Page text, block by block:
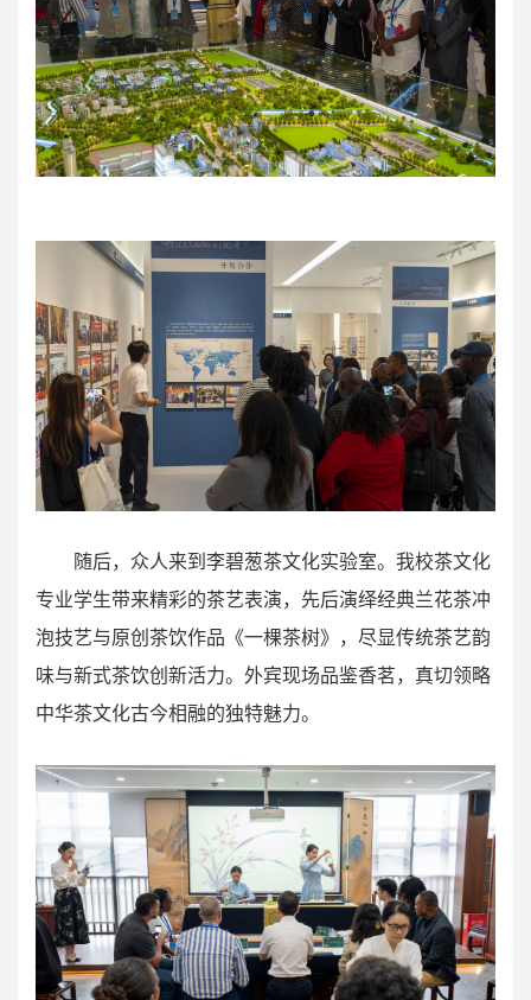
随后，众人来到李碧葱茶文化实验室。我校茶文化
专业学生带来精彩的茶艺表演，先后演绎经典兰花茶冲
泡技艺与原创茶饮作品《一棵茶树》，尽显传统茶艺韵
味与新式茶饮创新活力。外宾现场品鉴香茗，真切领略
中华茶文化古今相融的独特魅力。